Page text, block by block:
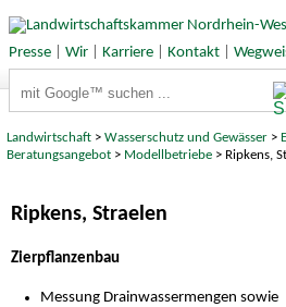
Presse| Wir| Karriere| Kontakt|
Landwirtschaft >Wasserschutz und Gewässer >
Beratungsangebot > Modellbetriebe > Ripkens,
Ripkens, Straelen
Zierpflanzenbau
Messung Drainwassermengen sowie